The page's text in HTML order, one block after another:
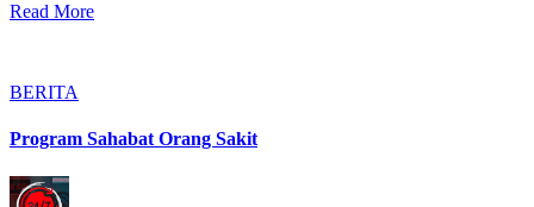
Read More
BERITA
Program Sahabat Orang Sakit